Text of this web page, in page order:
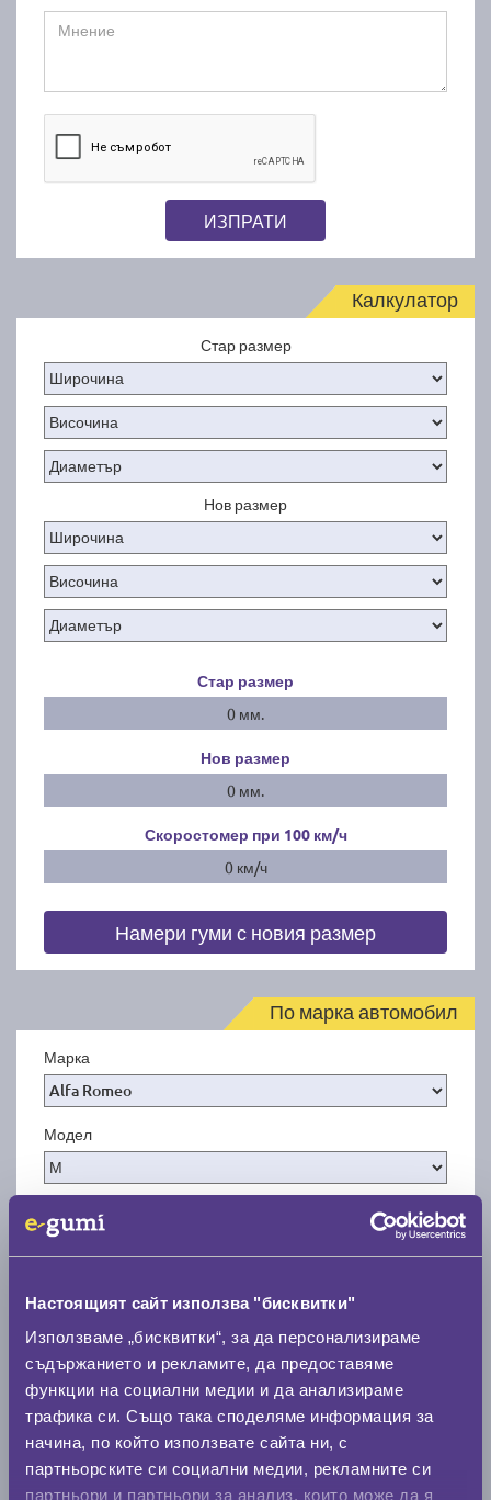
Настоящият сайт използва "бисквитки"
Използваме „бисквитки“, за да персонализираме
съдържанието и рекламите, да предоставяме
функции на социални медии и да анализираме
трафика си. Също така споделяме информация за
начина, по който използвате сайта ни, с
партньорските си социални медии, рекламните си
партньори и партньори за анализ, които може да я
ИЗПРАТИ
Калкулатор
Стар размер
Нов размер
Стар размер
0 мм.
Нов размер
0 мм.
Скоростомер при 100 км/ч
0 км/ч
Намери гуми с новия размер
По марка автомобил
Марка
Модел